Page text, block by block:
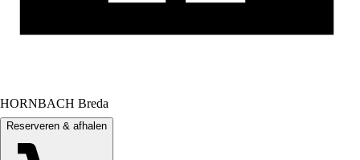
HORNBACH Breda
Reserveren & afhalen